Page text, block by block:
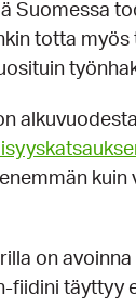
Suomessa
totta myös
on
fiidini täyttyy